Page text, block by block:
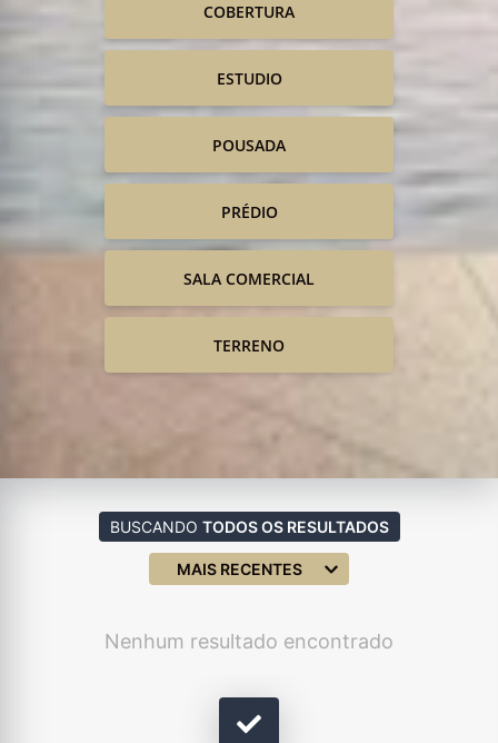
COBERTURA
ESTUDIO
POUSADA
PRÉDIO
SALA COMERCIAL
TERRENO
BUSCANDO TODOS OS RESULTADOS
MAIS RECENTES
Nenhum resultado encontrado